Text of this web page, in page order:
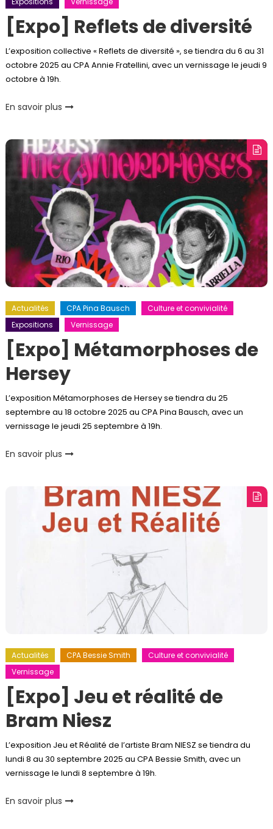
[Expo] Reflets de diversité
L’exposition collective « Reflets de diversité », se tiendra du 6 au 31
octobre 2025 au CPA Annie Fratellini, avec un vernissage le jeudi 9
octobre à 19h.
En savoir plus
Actualités CPA Pina Bausch
Culture et convivialité
Expositions
Vernissage
[Expo] Métamorphoses de
Hersey
L’exposition Métamorphoses de Hersey se tiendra du 25
septembre au 18 octobre 2025 au CPA Pina Bausch, avec un
vernissage le jeudi 25 septembre à 19h.
En savoir plus
Actualités CPA Bessie Smith
Culture et convivialité
Vernissage
[Expo] Jeu et réalité de
Bram Niesz
L’exposition Jeu et Réalité de l’artiste Bram NIESZ se tiendra du
lundi 8 au 30 septembre 2025 au CPA Bessie Smith, avec un
vernissage le lundi 8 septembre à 19h.
En savoir plus